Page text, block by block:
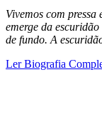
Vivemos com
emerge da
de fundo. A escuridã
Ler Biografia